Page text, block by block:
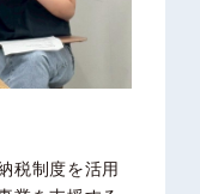
税制度を活用